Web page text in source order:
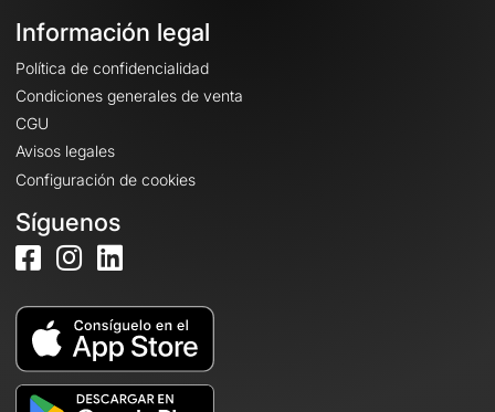
Información legal
Política de confidencialidad
Condiciones generales de venta
CGU
Avisos legales
Configuración de cookies
Síguenos